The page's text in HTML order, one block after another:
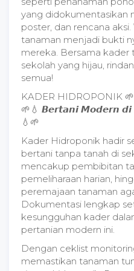
yang didokumentasikan
poster, dan rencana
tanaman menjadi bukti
mereka. Bersama kader
sekolah yang hijau,
semua!
KADER HIDROPONIK
🌱💧 𝘽𝙚𝙧𝙩𝙖𝙣𝙞 𝙈𝙤𝙙𝙚𝙧𝙣
💧🌱
Kader Hidroponik hadir
bertani tanpa tanah di
mencakup pembibitan
pemeliharaan harian,
peremajaan tanaman
Dokumentasi lengkap
kesungguhan kader
pertanian modern ini.
Dengan ceklist
memastikan tanaman